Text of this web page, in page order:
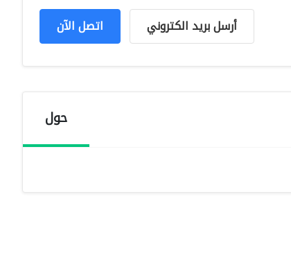
اتصل الآن أرسل بريد الكتروني
حول